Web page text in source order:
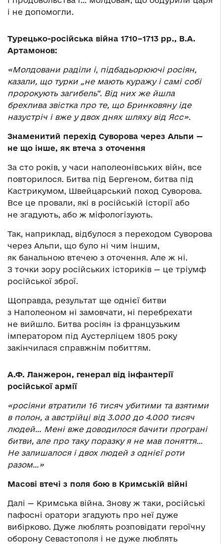
і не допомогли.
Турецько-російська війна 1710–1713 рр., В.А.
Артамонов:
«Молдовани раділи і, підбадьорюючі росіян,
казали, що турки „не мають куражу і самі собі
пророкують загибель“. Від них же йшла
брехлива звістка про те, що Бринковяну іде
назустріч і вже у двох днях шляху від Ясс».
Знаменитий перехід Суворова через Альпи —
не що інше, як втеча з оточення
За сто років, у часи наполеонівських війн, все
повторилося. Битва під Бергеном, битва під
Кастрикумом, Швейцарський поход Суворова.
Все це провали, які в російській історії або
не згадують, або ж міфологізують.
Так, наприклад, відбулося з переходом Суворова
через Альпи, що було ні чим іншим,
як банальною втечею з оточення. Але ж ні.
З точки зору російських істориків — це тріумф
російської зброї.
Щоправда, результат ще однієї битви
з Наполеоном ні замовчати, ні перебрехати
не вийшло. Битва росіян із французьким
імператором під Аустерліцем 1805 року
закінчилася справжнім побиттям.
А.Ф. Ланжерон, генерал від інфантерії
російської армії
«росіяни втратили 16 тисяч убитими та взятими
в полон, а австрійці від 3.000 до 4.000 тисяч
людей… Мені вже доводилося бачити програні
битви, але про таку поразку я не мав поняття…
Не залишалося і двох людей з однієї роти
разом…»
Масові втечі з поля бою в Кримській війні
Далі — Кримська війна. Знову ж таки, російські
пафосні оратори згадують про неї дуже
вибірково. Дуже люблять розповідати героїчну
оборону Севастополя і не дуже люблять